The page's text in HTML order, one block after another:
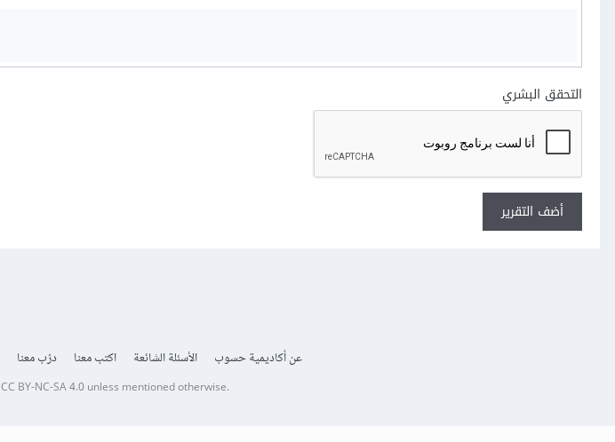
التحقق البشري
أضف التقرير
عن أكاديمية حسوب الأسئلة الشائعة اكتب معنا درّب معنا
CC BY-NC-SA 4.0unless mentioned otherwise.